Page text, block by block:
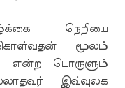
நெறியை
கொள்வதன் மூலம்
என்ற பொருளும்
இவ்வுலக